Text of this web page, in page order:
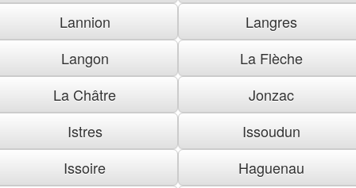
Lannion
Langres
Langon
La Flèche
La Châtre
Jonzac
Istres
Issoudun
Issoire
Haguenau